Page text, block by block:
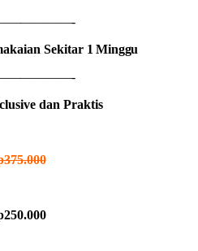
Sekitar 1 Minggu
dan Praktis